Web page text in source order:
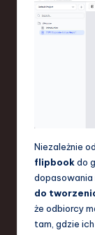
Niezależnie
flipbookdo
dopasowania
do
że odbiorcy
tam, gdzie